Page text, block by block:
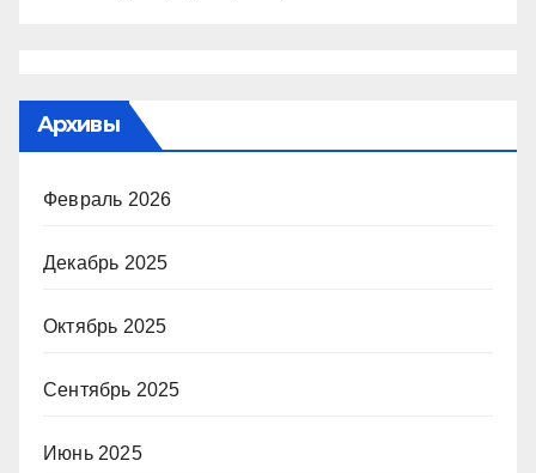
Архивы
Февраль 2026
Декабрь 2025
Октябрь 2025
Сентябрь 2025
Июнь 2025